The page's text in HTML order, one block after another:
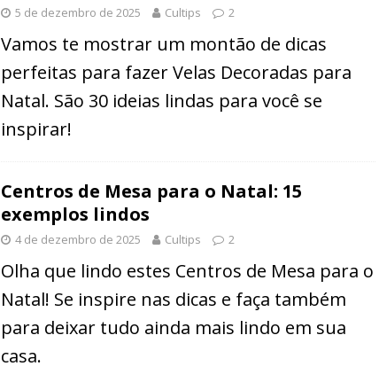
5 de dezembro de 2025 Cultips 2
Vamos te mostrar um montão de dicas
perfeitas para fazer Velas Decoradas para
Natal. São 30 ideias lindas para você se
inspirar!
Centros de Mesa para o Natal: 15
exemplos lindos
4 de dezembro de 2025 Cultips 2
Olha que lindo estes Centros de Mesa para o
Natal! Se inspire nas dicas e faça também
para deixar tudo ainda mais lindo em sua
casa.